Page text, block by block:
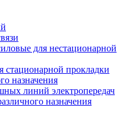
для нестационарной
стационарной прокладки
назначения
линий электропередач
назначения